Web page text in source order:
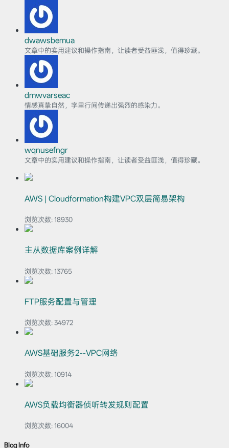
dwawsbemua
文章中的实用建议和操作指南，让读者受益匪浅，值得珍藏。
dmwvarseac
情感真挚自然，字里行间传递出强烈的感染力。
wqnusefngr
文章中的实用建议和操作指南，让读者受益匪浅，值得珍藏。
AWS | Cloudformation构建VPC双层简易架构
浏览次数: 18930
主从数据库案例详解
浏览次数: 13765
FTP服务配置与管理
浏览次数: 34972
AWS基础服务2--VPC网络
浏览次数: 10914
AWS负载均衡器侦听转发规则配置
浏览次数: 16004
Blog Info